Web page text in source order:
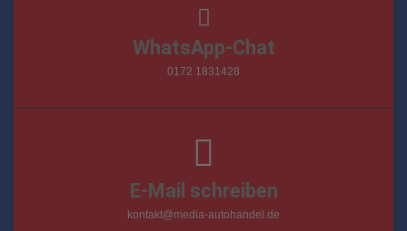
WhatsApp-Chat
0172 1831428
E-Mail schreiben
kontakt@media-autohandel.de